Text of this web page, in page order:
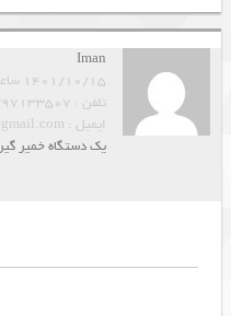
Iman
1401/10/15 ساعت 12:30
تلفن : 09397133507
ایمیل : iman.fathinasab@gmail.com
یک دستگاه خمیر گیر 15تا20کیلوی میخواستمد